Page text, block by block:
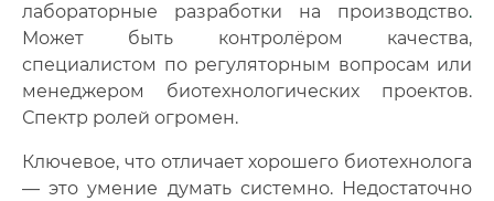
лабораторные разработки на производство.
Может быть контролёром качества,
специалистом по регуляторным вопросам или
менеджером биотехнологических проектов.
Спектр ролей огромен.
Ключевое, что отличает хорошего биотехнолога
— это умение думать системно. Недостаточно